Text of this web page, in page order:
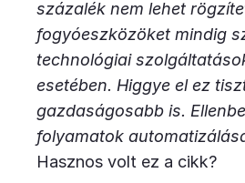
százalék nem lehet
fogyóeszközöket mindig
technológiai
esetében. Higgye el ez
gazdaságosabb is.
folyamatok
Hasznos volt ez a cikk?